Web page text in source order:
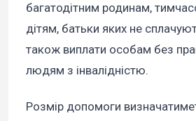
багатодітним родинам,
дітям, батьки яких не
також виплати особам без
людям з інвалідністю.
Розмір допомоги